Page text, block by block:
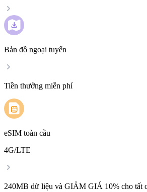
Bản đồ ngoại tuyến
Tiền thưởng miễn phí
eSIM toàn cầu
4G/LTE
240MB dữ liệu và GIẢM GIÁ 10% cho tất